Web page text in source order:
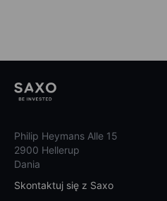
Philip Heymans Alle 15
2900 Hellerup
Dania
Skontaktuj się z Saxo